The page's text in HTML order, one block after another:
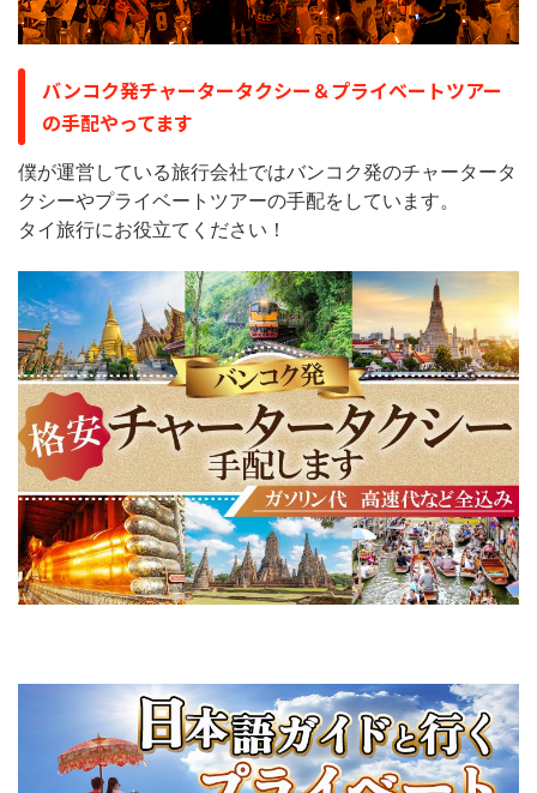
バンコク発チャータータクシー＆プライベートツアー
の手配やってます
僕が運営している旅行会社ではバンコク発のチャータータ
クシーやプライベートツアーの手配をしています。
タイ旅行にお役立てください！